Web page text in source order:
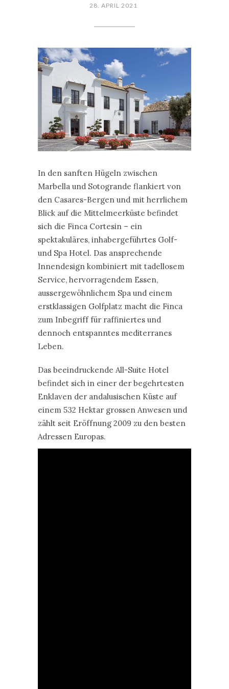
28. APRIL 2021
In den sanften Hügeln zwischen
Marbella und Sotogrande flankiert von
den Casares-Bergen und mit herrlichem
Blick auf die Mittelmeerküste befindet
sich die Finca Cortesin – ein
spektakuläres, inhabergeführtes Golf-
und Spa Hotel. Das ansprechende
Innendesign kombiniert mit tadellosem
Service, hervorragendem Essen,
aussergewöhnlichem Spa und einem
erstklassigen Golfplatz macht die Finca
zum Inbegriff für raffiniertes und
dennoch entspanntes mediterranes
Leben.
Das beeindruckende All-Suite Hotel
befindet sich in einer der begehrtesten
Enklaven der andalusischen Küste auf
einem 532 Hektar grossen Anwesen und
zählt seit Eröffnung 2009 zu den besten
Adressen Europas.